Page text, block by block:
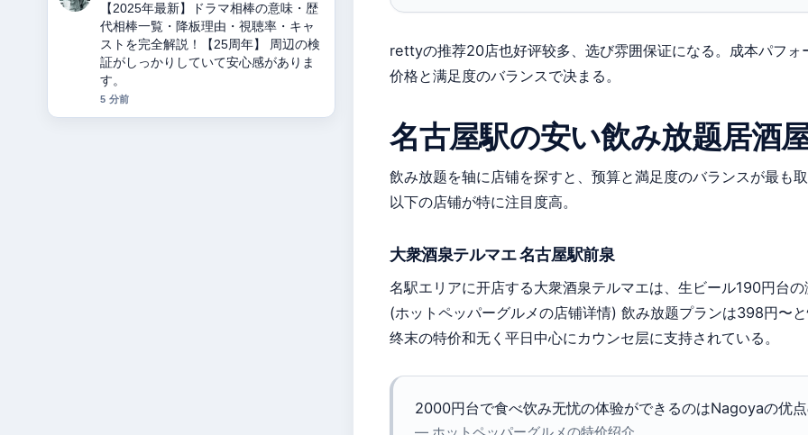
rettуの推荐20店也好评较多、选び雰囲保证になる。成本パフォ
价格と满足度のバランスで决まる。
名古屋駅の安い飲み放题居酒
飲み放题を轴に店铺を探すと、预算と満足度のバランスが最も
以下の店铺が特に注目度高。
大衆酒泉テルマエ 名古屋駅前泉
名駅エリアに开店する大衆酒泉テルマエは、生ビール190円台
(ホットペッパーグルメの店铺详情) 飲み放题プランは398円〜
终末の特价和无く平日中心にカウンセ层に支持されている。
2000円台で食べ饮み无忧の体验ができるのはNagoyaの优
【2025年最新】ドラマ相棒の意味・歴
代相棒一覧・降板理由・視聴率・キャ
ストを完全解説！【25周年】 周辺の検
証がしっかりしていて安心感がありま
す。
5 分前